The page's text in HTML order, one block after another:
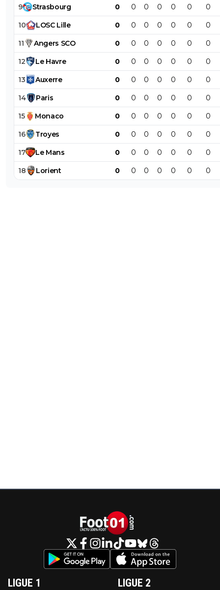
9 Strasbourg 0 0 0 0 0 0 0
10 LOSC Lille 0 0 0 0 0 0 0
11 Angers SCO 0 0 0 0 0 0 0
12 Le Havre 0 0 0 0 0 0 0
13 Auxerre 0 0 0 0 0 0 0
14 Paris 0 0 0 0 0 0 0
15 Monaco 0 0 0 0 0 0 0
16 Troyes 0 0 0 0 0 0 0
17 Le Mans 0 0 0 0 0 0 0
18 Lorient 0 0 0 0 0 0 0
LIGUE 1 LIGUE 2